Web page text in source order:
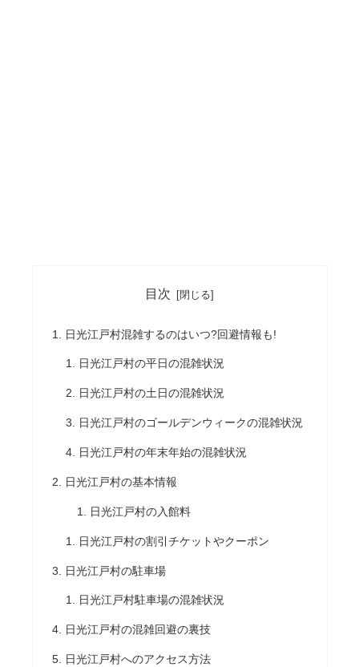
目次
日光江戸村混雑するのはいつ?回避情報も!
日光江戸村の平日の混雑状況
日光江戸村の土日の混雑状況
日光江戸村のゴールデンウィークの混雑状況
日光江戸村の年末年始の混雑状況
日光江戸村の基本情報
日光江戸村の入館料
日光江戸村の割引チケットやクーポン
日光江戸村の駐車場
日光江戸村駐車場の混雑状況
日光江戸村の混雑回避の裏技
日光江戸村へのアクセス方法